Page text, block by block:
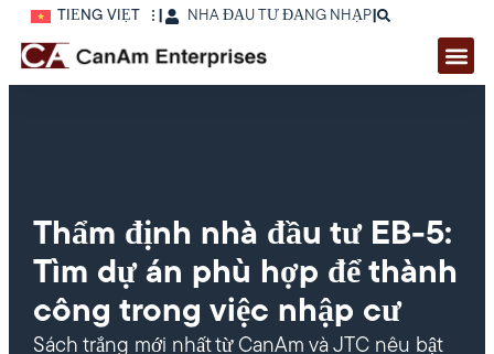
TIẾNG VIỆT NHÀ ĐẦU TƯ ĐĂNG NHẬP |
Thẩm định nhà đầu tư EB-5:
Tìm dự án phù hợp để thành
công trong việc nhập cư
Sách trắng mới nhất từ CanAm và JTC nêu bật